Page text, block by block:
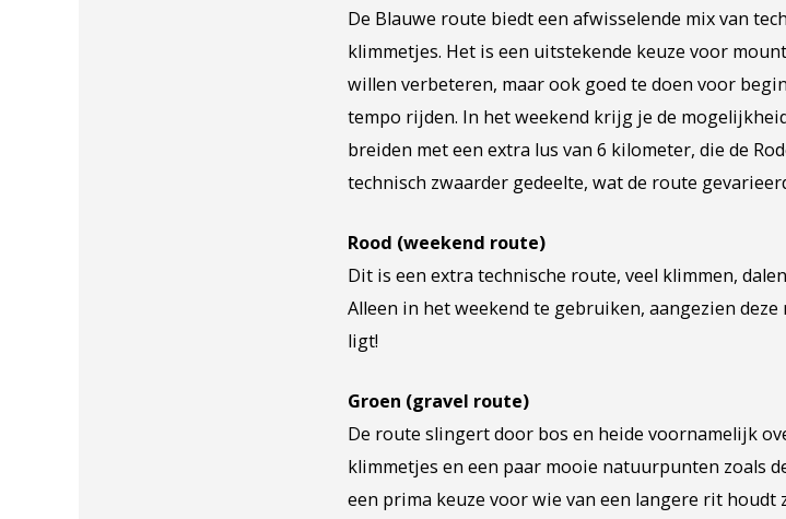
De Blauwe route biedt een afwisselende mix van
klimmetjes. Het is een uitstekende keuze voor
willen verbeteren, maar ook goed te doen voor
tempo rijden. In het weekend krijg je de
breiden met een extra lus van 6 kilometer, die de
technisch zwaarder gedeelte, wat de route
Rood (weekend route)
Dit is een extra technische route, veel klimmen,
Alleen in het weekend te gebruiken, aangezien
ligt!
Groen (gravel route)
De route slingert door bos en heide voornamelijk
klimmetjes en een paar mooie natuurpunten zoals
een prima keuze voor wie van een langere rit houdt